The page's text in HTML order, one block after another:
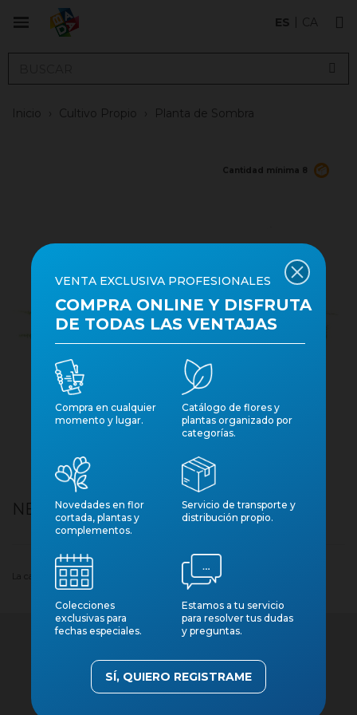
ES CA
Inicio Cultivo Propio Planta de Sombra
Cantidad mínima 8
NEPHROLEPIS MONTANA M13
La cantidad mínima del pedido de compra para el producto es 8.
VENTA EXCLUSIVA PROFESIONALES
COMPRA ONLINE Y DISFRUTA
DE TODAS LAS VENTAJAS
Compra en cualquier
momento y lugar.
Catálogo de flores y
plantas organizado por
categorías.
Novedades en flor
cortada, plantas y
complementos.
Servicio de transporte y
distribución propio.
Colecciones
exclusivas para
fechas especiales.
Estamos a tu servicio
para resolver tus dudas
y preguntas.
SÍ, QUIERO REGISTRAME